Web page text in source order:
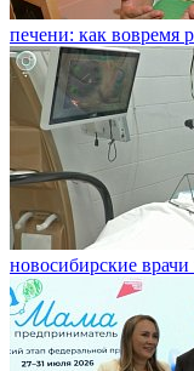
печени: как вовремя
новосибирские